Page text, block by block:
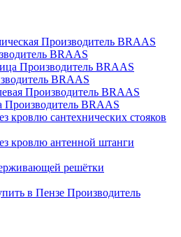
Производитель BRAAS
BRAAS
Производитель BRAAS
BRAAS
Производитель BRAAS
Производитель BRAAS
кровлю сантехнических стояков
кровлю антенной штанги
решётки
в Пензе Производитель